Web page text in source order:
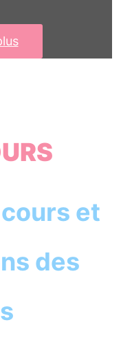
et
des